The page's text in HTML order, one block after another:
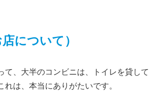
について）
、大半のコンビニは、トイレを貸して
れは、本当にありがたいです。